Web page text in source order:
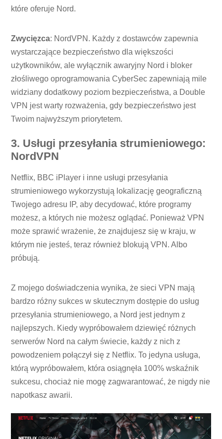
które oferuje Nord.
Zwycięzca: NordVPN. Każdy z dostawców zapewnia
wystarczające bezpieczeństwo dla większości
użytkowników, ale wyłącznik awaryjny Nord i bloker
złośliwego oprogramowania CyberSec zapewniają mile
widziany dodatkowy poziom bezpieczeństwa, a Double
VPN jest warty rozważenia, gdy bezpieczeństwo jest
Twoim najwyższym priorytetem.
3. Usługi przesyłania strumieniowego:
NordVPN
Netflix, BBC iPlayer i inne usługi przesyłania
strumieniowego wykorzystują lokalizację geograficzną
Twojego adresu IP, aby decydować, które programy
możesz, a których nie możesz oglądać. Ponieważ VPN
może sprawić wrażenie, że znajdujesz się w kraju, w
którym nie jesteś, teraz również blokują VPN. Albo
próbują.
Z mojego doświadczenia wynika, że ​​sieci VPN mają
bardzo różny sukces w skutecznym dostępie do usług
przesyłania strumieniowego, a Nord jest jednym z
najlepszych. Kiedy wypróbowałem dziewięć różnych
serwerów Nord na całym świecie, każdy z nich z
powodzeniem połączył się z Netflix. To jedyna usługa,
którą wypróbowałem, która osiągnęła 100% wskaźnik
sukcesu, chociaż nie mogę zagwarantować, że nigdy nie
napotkasz awarii.